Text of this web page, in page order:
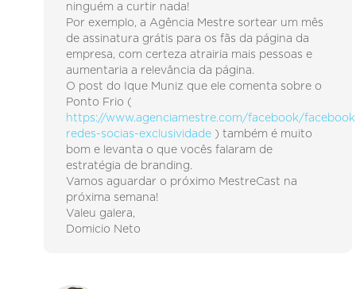
ninguém a curtir nada!
Por exemplo, a Agência Mestre sortear um mês
de assinatura grátis para os fãs da página da
empresa, com certeza atrairia mais pessoas e
aumentaria a relevância da página.
O post do Ique Muniz que ele comenta sobre o
Ponto Frio (
https://www.agenciamestre.com/facebook/
redes-socias-exclusividade ) também é muito
bom e levanta o que vocês falaram de
estratégia de branding.
Vamos aguardar o próximo MestreCast na
próxima semana!
Valeu galera,
Domicio Neto